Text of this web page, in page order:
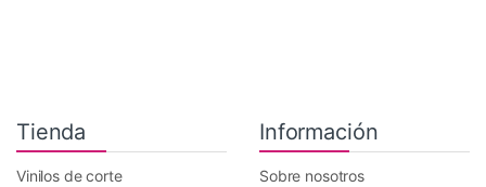
Tienda
Vinilos de corte
Información
Sobre nosotros